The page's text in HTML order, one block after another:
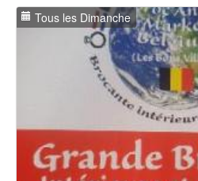
Tous les Dimanche